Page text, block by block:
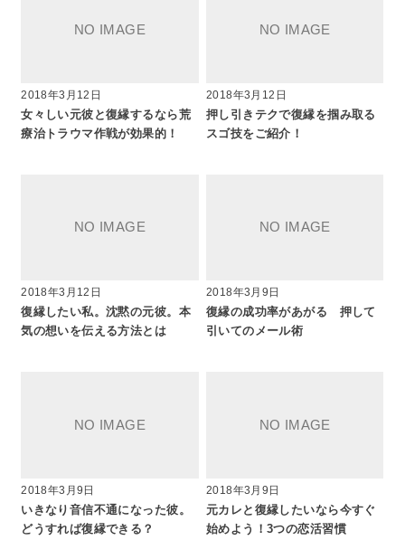
2018年3月12日
女々しい元彼と復縁するなら荒
療治トラウマ作戦が効果的！
2018年3月12日
押し引きテクで復縁を掴み取る
スゴ技をご紹介！
2018年3月12日
復縁したい私。沈黙の元彼。本
気の想いを伝える方法とは
2018年3月9日
復縁の成功率があがる 押して
引いてのメール術
2018年3月9日
いきなり音信不通になった彼。
どうすれば復縁できる？
2018年3月9日
元カレと復縁したいなら今すぐ
始めよう！3つの恋活習慣